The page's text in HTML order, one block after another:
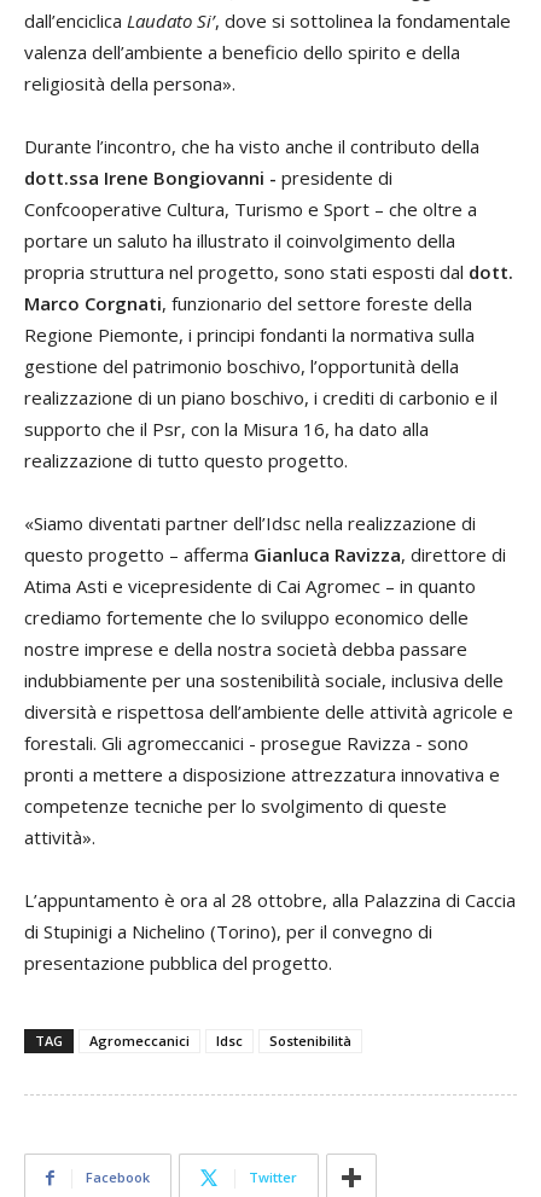
dall’enciclica Laudato Si’, dove si sottolinea la fondamentale
valenza dell’ambiente a beneficio dello spirito e della
religiosità della persona».
Durante l’incontro, che ha visto anche il contributo della
dott.ssa Irene Bongiovanni - presidente di
Confcooperative Cultura, Turismo e Sport – che oltre a
portare un saluto ha illustrato il coinvolgimento della
propria struttura nel progetto, sono stati esposti dal dott.
Marco Corgnati, funzionario del settore foreste della
Regione Piemonte, i principi fondanti la normativa sulla
gestione del patrimonio boschivo, l’opportunità della
realizzazione di un piano boschivo, i crediti di carbonio e il
supporto che il Psr, con la Misura 16, ha dato alla
realizzazione di tutto questo progetto.
«Siamo diventati partner dell’Idsc nella realizzazione di
questo progetto – afferma Gianluca Ravizza, direttore di
Atima Asti e vicepresidente di Cai Agromec – in quanto
crediamo fortemente che lo sviluppo economico delle
nostre imprese e della nostra società debba passare
indubbiamente per una sostenibilità sociale, inclusiva delle
diversità e rispettosa dell’ambiente delle attività agricole e
forestali. Gli agromeccanici - prosegue Ravizza - sono
pronti a mettere a disposizione attrezzatura innovativa e
competenze tecniche per lo svolgimento di queste
attività».
L’appuntamento è ora al 28 ottobre, alla Palazzina di Caccia
di Stupinigi a Nichelino (Torino), per il convegno di
presentazione pubblica del progetto.
TAG Agromeccanici Idsc Sostenibilità
Facebook Twitter